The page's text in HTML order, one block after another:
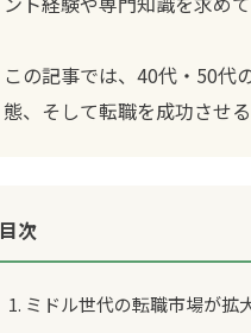
この記事では、40代・50代
態、そして転職を成功させ
目次
1. ミドル世代の転職市場が拡